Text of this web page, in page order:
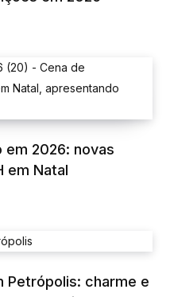
em 2026: novas
em Natal
Petrópolis: charme e